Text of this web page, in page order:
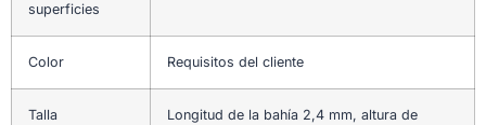
superficies
Color Requisitos del cliente
Talla
Longitud de la bahía 2,4 mm, altura de